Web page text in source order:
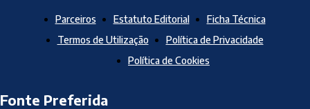
Parceiros Estatuto Editorial
Ficha Técnica
Termos de Utilização
Política de Privacidade
Política de Cookies
Fonte Preferida